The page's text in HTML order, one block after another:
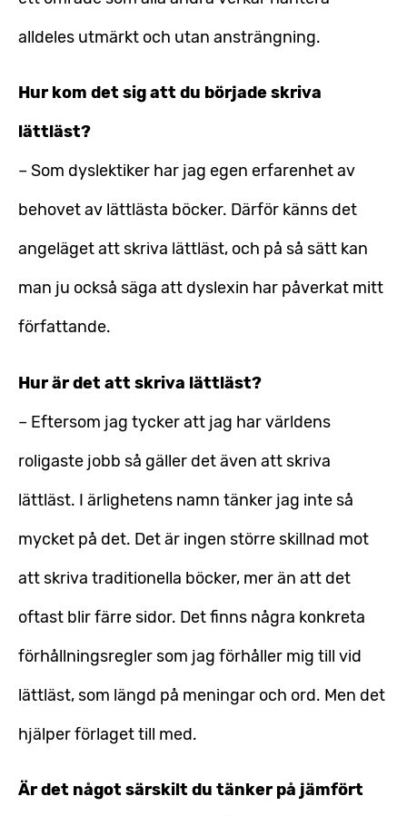
alldeles utmärkt och utan ansträngning.
Hur kom det sig att du började skriva
lättläst?
– Som dyslektiker har jag egen erfarenhet av
behovet av lättlästa böcker. Därför känns det
angeläget att skriva lättläst, och på så sätt kan
man ju också säga att dyslexin har påverkat mitt
författande.
Hur är det att skriva lättläst?
– Eftersom jag tycker att jag har världens
roligaste jobb så gäller det även att skriva
lättläst. I ärlighetens namn tänker jag inte så
mycket på det. Det är ingen större skillnad mot
att skriva traditionella böcker, mer än att det
oftast blir färre sidor. Det finns några konkreta
förhållningsregler som jag förhåller mig till vid
lättläst, som längd på meningar och ord. Men det
hjälper förlaget till med.
Är det något särskilt du tänker på jämfört